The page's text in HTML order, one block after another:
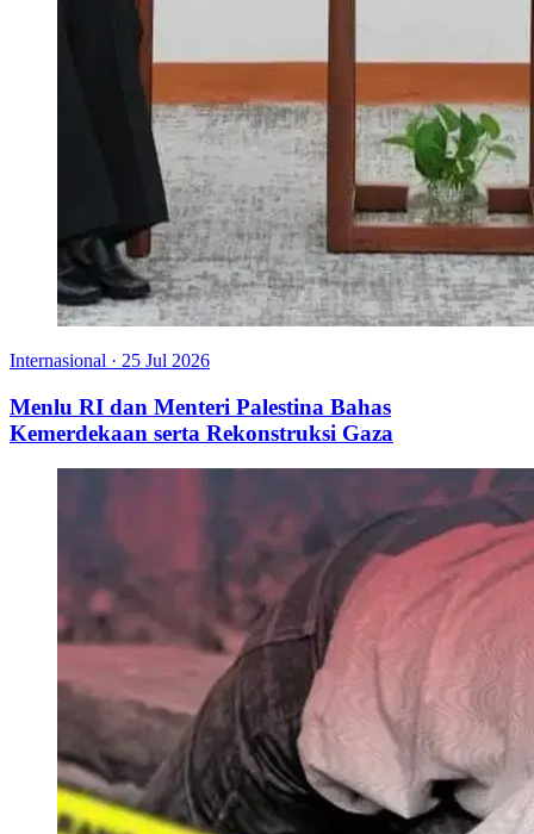
Internasional · 25 Jul 2026
Menlu RI dan Menteri Palestina Bahas
Kemerdekaan serta Rekonstruksi Gaza